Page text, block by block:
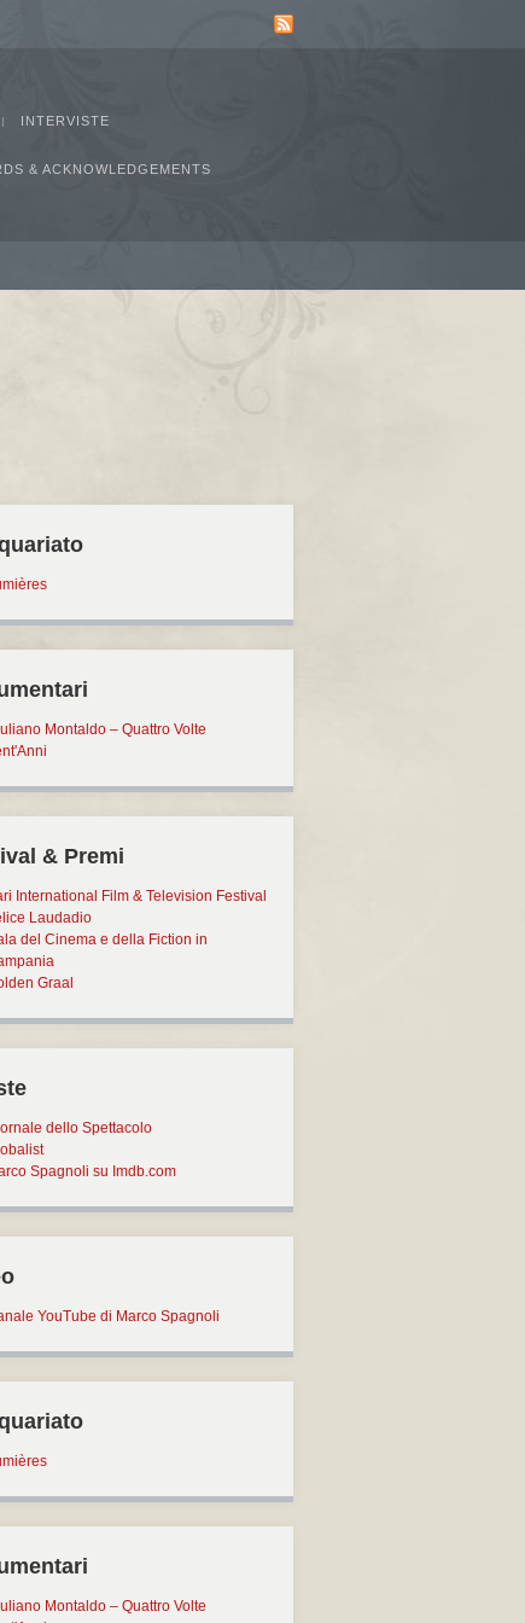
INTERVISTE
& ACKNOWLEDGEMENTS
Montaldo – Quattro Volte
& Premi
International Film & Television Festival
Laudadio
del Cinema e della Fiction in
Graal
dello Spettacolo
Spagnoli su Imdb.com
YouTube di Marco Spagnoli
Montaldo – Quattro Volte